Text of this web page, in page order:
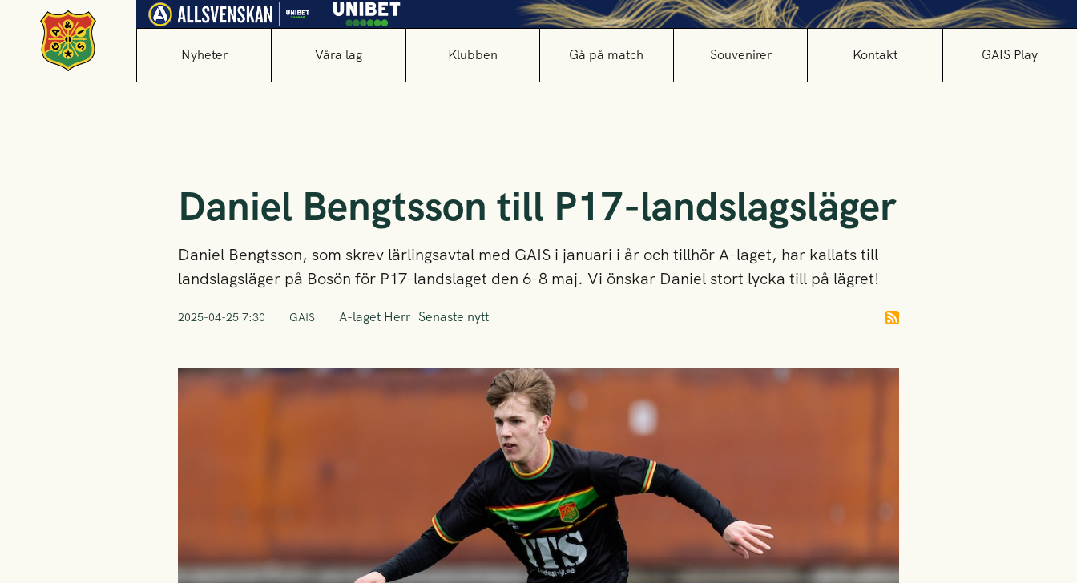
Nyheter Våra lag Klubben Gå på match Souvenirer Kontakt GAIS Play
Daniel Bengtsson till P17-landslagsläger
Daniel Bengtsson, som skrev lärlingsavtal med GAIS i januari i år och tillhör A-laget, har kallats till
landslagsläger på Bosön för P17-landslaget den 6-8 maj. Vi önskar Daniel stort lycka till på lägret!
2025-04-25 7:30 GAIS A-laget Herr Senaste nytt